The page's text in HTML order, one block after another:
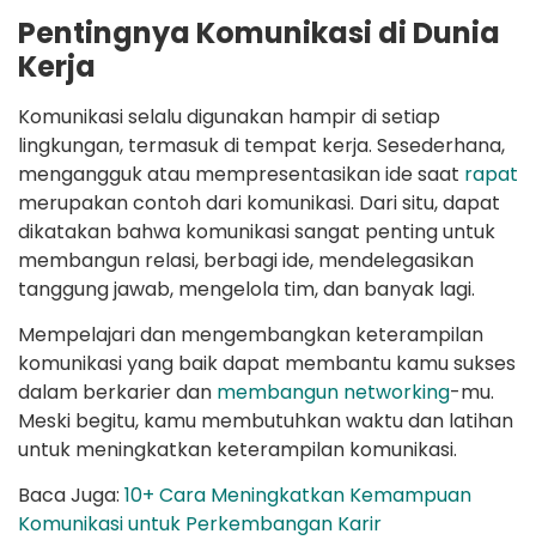
Pentingnya Komunikasi di Dunia
Kerja
Komunikasi selalu digunakan hampir di setiap
lingkungan, termasuk di tempat kerja. Sesederhana,
mengangguk atau mempresentasikan ide saat rapat
merupakan contoh dari komunikasi. Dari situ, dapat
dikatakan bahwa komunikasi sangat penting untuk
membangun relasi, berbagi ide, mendelegasikan
tanggung jawab, mengelola tim, dan banyak lagi.
Mempelajari dan mengembangkan keterampilan
komunikasi yang baik dapat membantu kamu sukses
dalam berkarier dan membangun networking-mu.
Meski begitu, kamu membutuhkan waktu dan latihan
untuk meningkatkan keterampilan komunikasi.
Baca Juga: 10+ Cara Meningkatkan Kemampuan
Komunikasi untuk Perkembangan Karir